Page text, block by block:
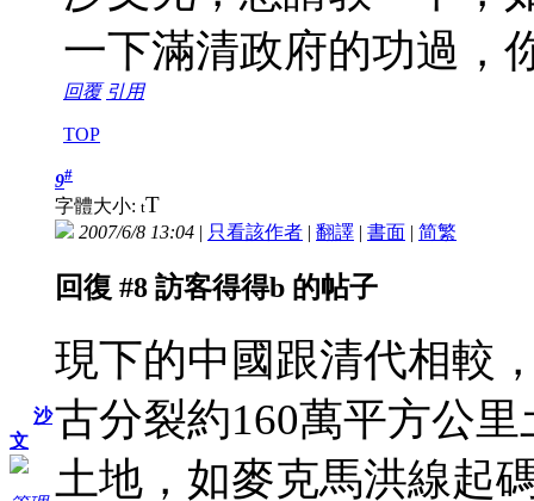
一下滿清政府的功過，
回覆 引用
TOP
沙
文
9#
字體大小: tT
2007/6/8 13:04 | 只看該作者 | 翻譯 | 書面 | 简繁
回復 #8 訪客得得b 的帖子
現下的中國跟清代相較
古分裂約160萬平方公
土地，如麥克馬洪線起